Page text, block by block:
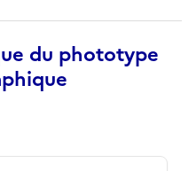
du phototype